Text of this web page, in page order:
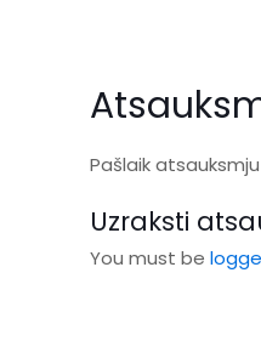
Pašlaik
Uzraksti
You must be